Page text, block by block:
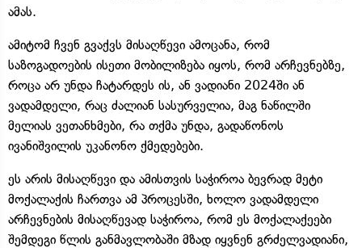
ამას.
ამიტომ ჩვენ გვაქვს მისაღწევი ამოცანა, რომ
საზოგადოების ისეთი მობილიზება იყოს, რომ არჩევნებზე,
როცა არ უნდა ჩატარდეს ის, ან ვადიანი 2024ში ან
ვადამდელი, რაც ძალიან სასურველია, მაგ ნაწილში
მელიას ვეთანხმები, რა თქმა უნდა, გადაწონოს
ივანიშვილის უკანონო ქმედებები.
ეს არის მისაღწევი და ამისთვის საჭიროა ბევრად მეტი
მოქალაქის ჩართვა ამ პროცესში, ხოლო ვადამდელი
არჩევნების მისაღწევად საჭიროა, რომ ეს მოქალაქეები
შემდეგი წლის განმავლობაში მზად იყვნენ გრძელვადიანი,